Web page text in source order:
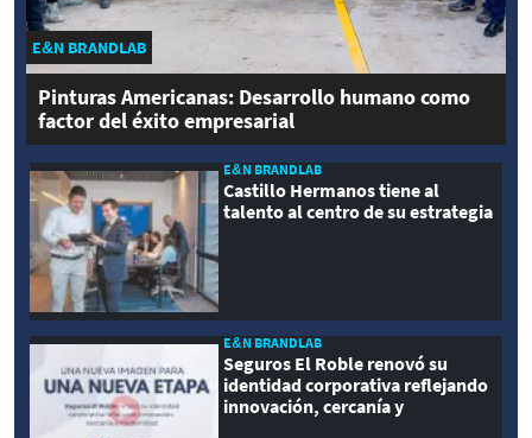
E&N BRANDLAB
Pinturas Americanas: Desarrollo humano como
factor del éxito empresarial
E&N BRANDLAB
Castillo Hermanos tiene al
talento al centro de su estrategia
E&N BRANDLAB
Seguros El Roble renovó su
identidad corporativa reflejando
innovación, cercanía y